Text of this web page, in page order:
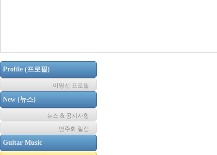
Profile (프로필)
이명선 프로필
New (뉴스)
뉴스 & 공지사항
연주회 일정
Guitar Music